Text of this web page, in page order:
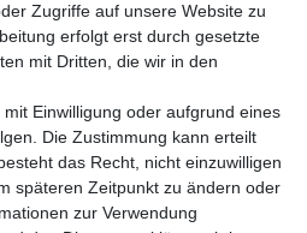
Anmelden
Kontakt
Zugriffe auf unsere Website zu
erfolgt erst durch gesetzte
mit Dritten, die wir in den
Einwilligung oder aufgrund eines
Die Zustimmung kann erteilt
das Recht, nicht einzuwilligen
späteren Zeitpunkt zu ändern oder
zur Verwendung